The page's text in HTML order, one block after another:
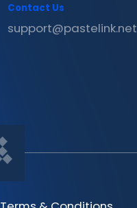
Contact Us
support@pastelink.net